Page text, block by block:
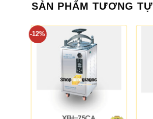
SẢN PHẨM TƯƠNG TỰ
-12%